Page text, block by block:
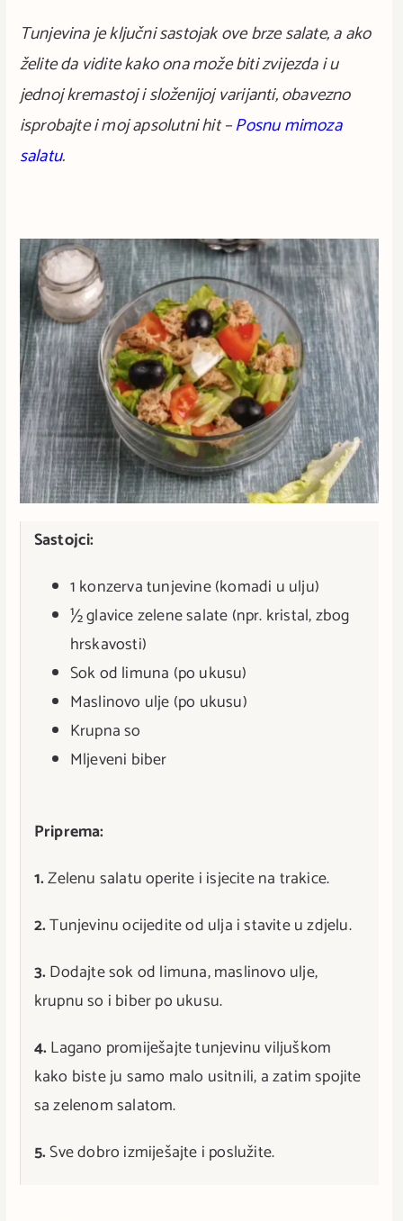
Tunjevina je ključni sastojak ove brze salate, a ako
želite da vidite kako ona može biti zvijezda i u
jednoj kremastoj i složenijoj varijanti, obavezno
isprobajte i moj apsolutni hit –Posnu mimoza
salatu.
Sastojci:
1 konzerva tunjevine (komadi u ulju)
½ glavice zelene salate (npr. kristal, zbog
hrskavosti)
Sok od limuna (po ukusu)
Maslinovo ulje (po ukusu)
Krupna so
Mljeveni biber
Priprema:
1.Zelenu salatu operite i isjecite na trakice.
2.Tunjevinu ocijedite od ulja i stavite u zdjelu.
3.Dodajte sok od limuna, maslinovo ulje,
krupnu so i biber po ukusu.
4.Lagano promiješajte tunjevinu viljuškom
kako biste ju samo malo usitnili, a zatim spojite
sa zelenom salatom.
5.Sve dobro izmiješajte i poslužite.